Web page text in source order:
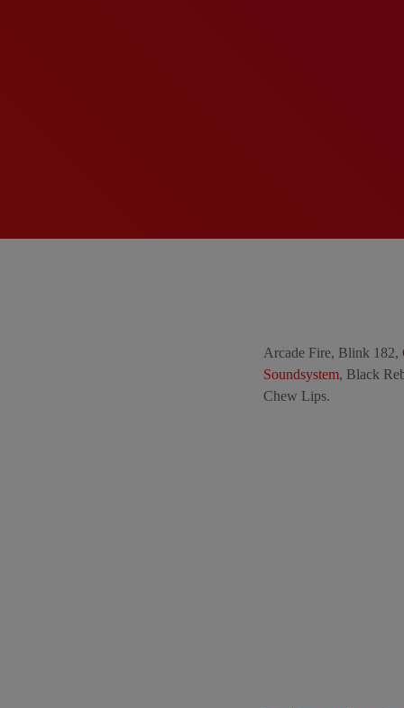
Arcade Fire, Blink 182,
Soundsystem, Black
Chew Lips.